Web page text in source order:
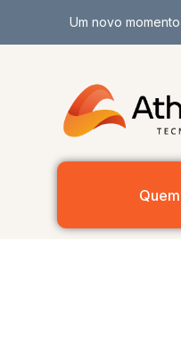
Um novo momento